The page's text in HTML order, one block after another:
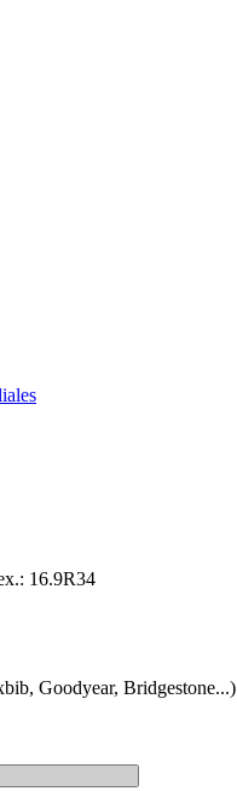
16.9R34
Goodyear, Bridgestone...)